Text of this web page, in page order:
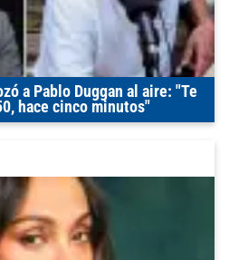
a Pablo Duggan al aire: "Te
hace cinco minutos"